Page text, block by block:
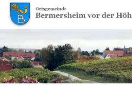
RATHAUS
SATZUNGEN